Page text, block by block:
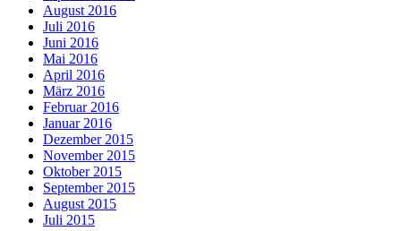
August 2016
Juli 2016
Juni 2016
Mai 2016
April 2016
März 2016
Februar 2016
Januar 2016
Dezember 2015
November 2015
Oktober 2015
September 2015
August 2015
Juli 2015